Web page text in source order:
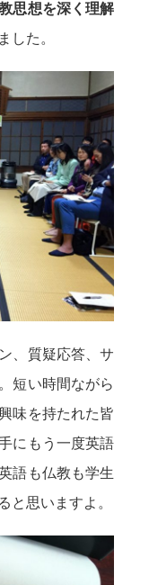
思想を深く理解
した。
、質疑応答、サ
短い時間ながら
味を持たれた皆
にもう一度英語
語も仏教も学生
と思いますよ。